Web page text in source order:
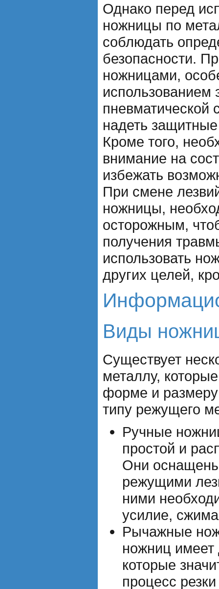
Однако перед
ножницы по
соблюдать
безопасности.
ножницами,
использованием
пневматической
надеть
Кроме того,
внимание на
избежать
При смене
ножницы,
осторожным,
получения
использовать
других целей,
Виды
Существует
металлу,
форме и
типу режущего
Ручные
простой и
Они
режущими
ними
усилие,
Рычажные
ножниц
которые
процесс